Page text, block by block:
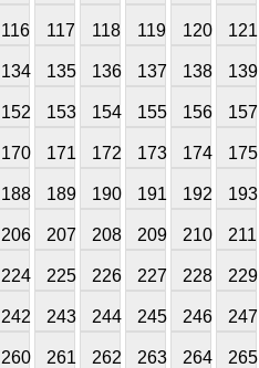
116 117 118 119 120 121
134 135 136 137 138 139
152 153 154 155 156 157
170 171 172 173 174 175
188 189 190 191 192 193
206 207 208 209 210 211
224 225 226 227 228 229
242 243 244 245 246 247
260 261 262 263 264 265